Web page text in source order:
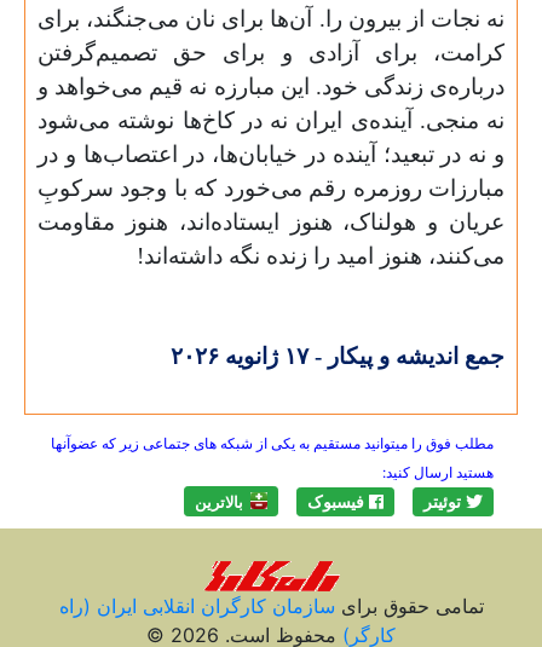
نه نجات از بیرون را. آن‌ها برای نان می‌جنگند، برای
کرامت، برای آزادی و برای حق تصمیم‌گرفتن
درباره‌ی زندگی خود. این مبارزه نه قیم می‌خواهد و
نه منجی. آینده‌ی ایران نه در کاخ‌ها نوشته می‌شود
و نه در تبعید؛ آینده در خیابان‌ها، در اعتصاب‌ها و در
مبارزات روزمره رقم می‌خورد که با وجود سرکوبِ
عریان و هولناک، هنوز ایستاده‌اند، هنوز مقاومت
می‌کنند، هنوز امید را زنده نگه داشته‌اند!
جمع اندیشه و پیکار -۱۷ ژانویه ۲۰۲۶
مطلب فوق را میتوانید مستقیم به یکی از شبکه های جتماعی زیر که عضوآنها
هستید ارسال کنید:
توئیتر فیسبوک بالاترين
تمامی حقوق برای سازمان کارگران انقلابی ايران (راه
کارگر) محفوظ است. 2026 ©